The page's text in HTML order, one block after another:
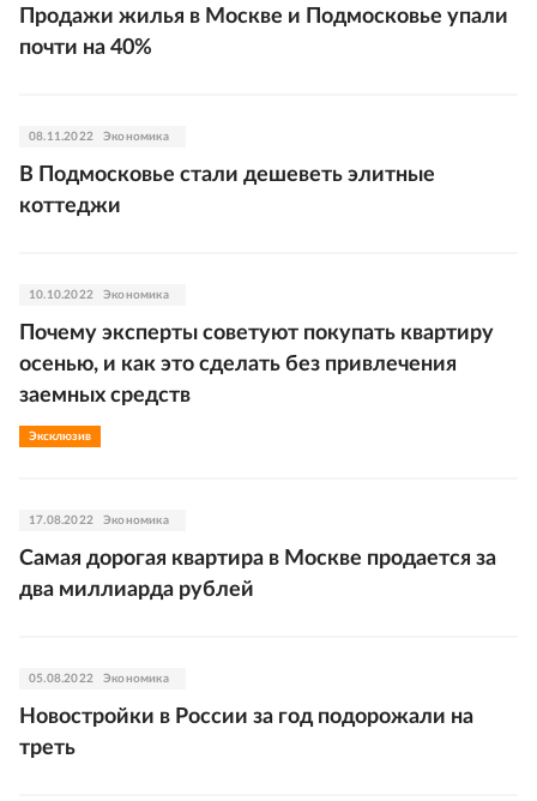
Продажи жилья в Москве и Подмосковье упали
почти на 40%
08.11.2022 Экономика
В Подмосковье стали дешеветь элитные
коттеджи
10.10.2022 Экономика
Почему эксперты советуют покупать квартиру
осенью, и как это сделать без привлечения
заемных средств
Эксклюзив
17.08.2022 Экономика
Самая дорогая квартира в Москве продается за
два миллиарда рублей
05.08.2022 Экономика
Новостройки в России за год подорожали на
треть